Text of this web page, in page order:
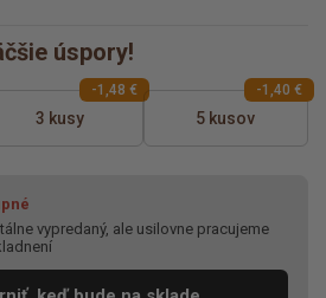
úspory!
3 kusy
-1,48 €
5 kusov
-1,40 €
vypredaný, ale usilovne pracujeme